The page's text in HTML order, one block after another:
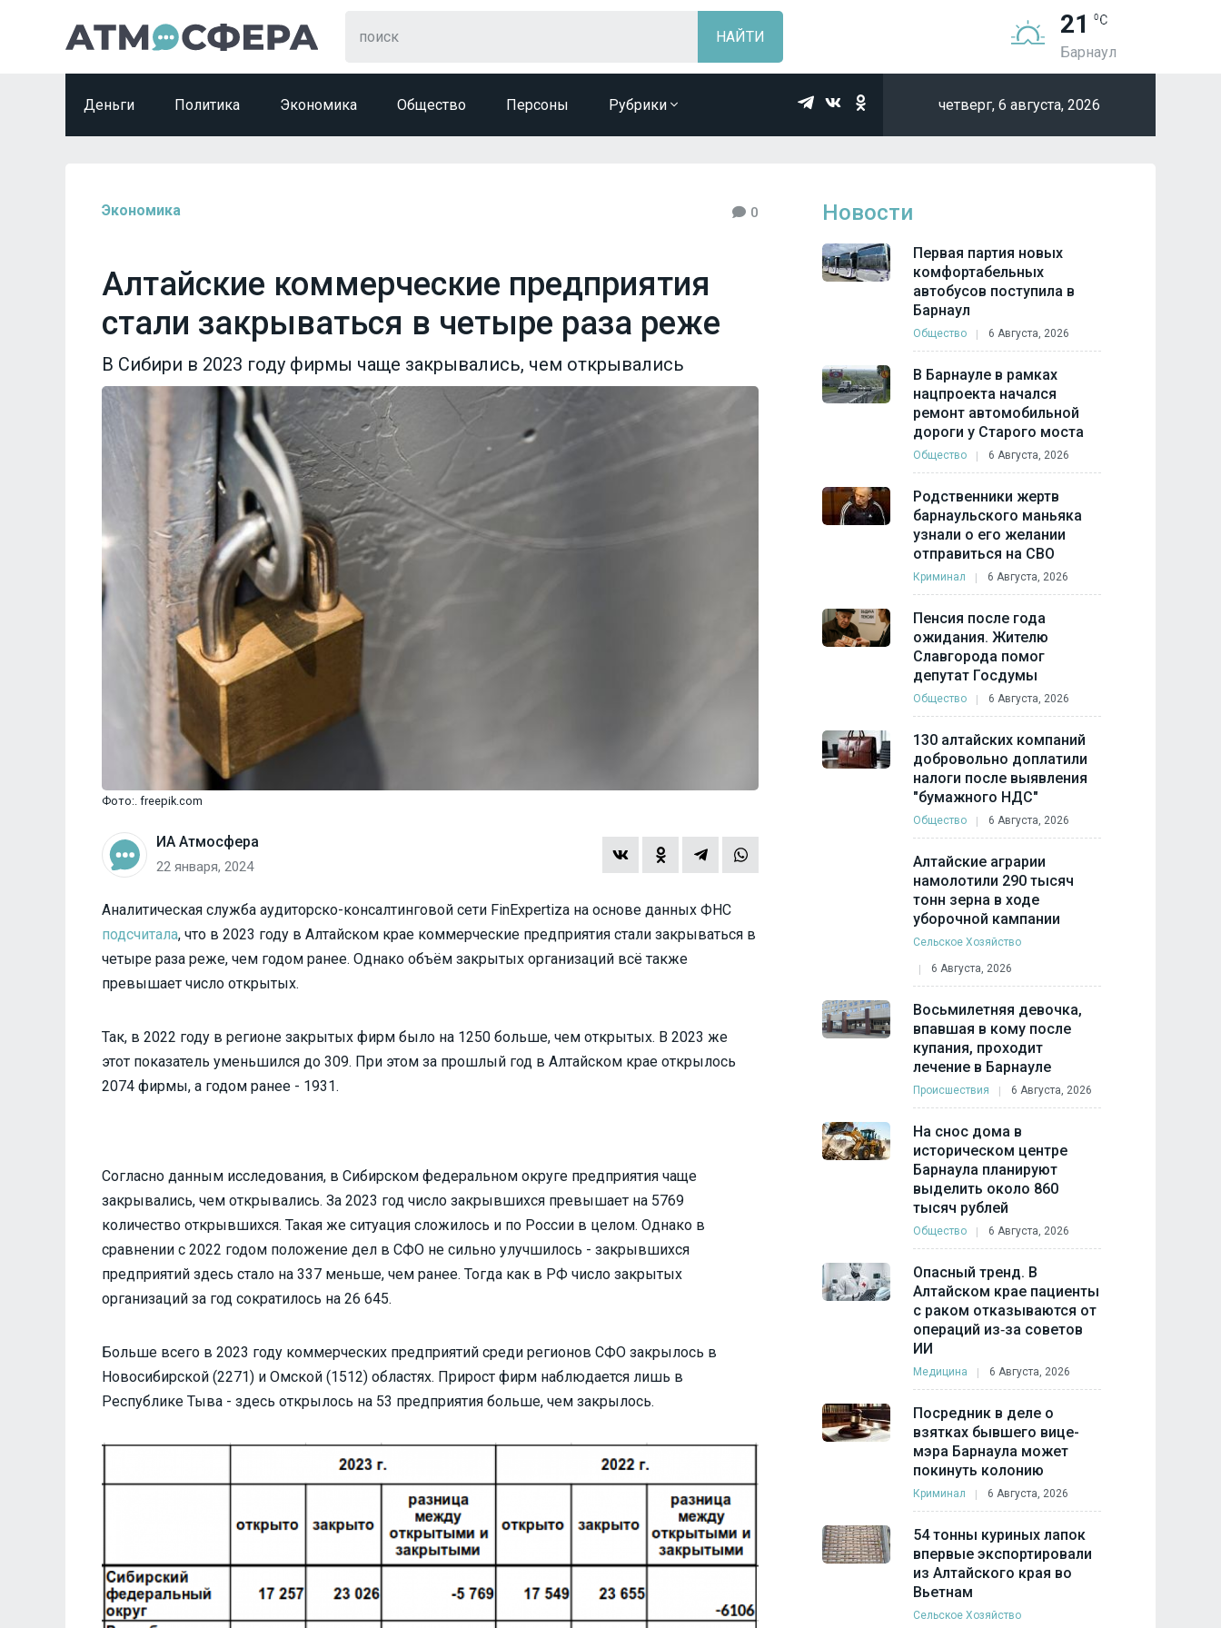
21
Барнаул
Деньги Политика Экономика Общество Персоны Рубрики четверг, 6 августа, 2026
Экономика 0
Алтайские коммерческие предприятия
стали закрываться в четыре раза реже
В Сибири в 2023 году фирмы чаще закрывались, чем открывались
Фото:. freepik.com
ИА Атмосфера
22 января, 2024
Аналитическая служба аудиторско-консалтинговой сети FinExpertiza на основе данных ФНС
подсчитала, что в 2023 году в Алтайском крае коммерческие предприятия стали закрываться в
четыре раза реже, чем годом ранее. Однако объём закрытых организаций всё также
превышает число открытых.
Так, в 2022 году в регионе закрытых фирм было на 1250 больше, чем открытых. В 2023 же
этот показатель уменьшился до 309. При этом за прошлый год в Алтайском крае открылось
2074 фирмы, а годом ранее - 1931.
Согласно данным исследования, в Сибирском федеральном округе предприятия чаще
закрывались, чем открывались. За 2023 год число закрывшихся превышает на 5769
количество открывшихся. Такая же ситуация сложилось и по России в целом. Однако в
сравнении с 2022 годом положение дел в СФО не сильно улучшилось - закрывшихся
предприятий здесь стало на 337 меньше, чем ранее. Тогда как в РФ число закрытых
организаций за год сократилось на 26 645.
Больше всего в 2023 году коммерческих предприятий среди регионов СФО закрылось в
Новосибирской (2271) и Омской (1512) областях. Прирост фирм наблюдается лишь в
Республике Тыва - здесь открылось на 53 предприятия больше, чем закрылось.
Новости
Первая партия новых
комфортабельных
автобусов поступила в
Барнаул
Общество 6 Августа, 2026
В Барнауле в рамках
нацпроекта начался
ремонт автомобильной
дороги у Старого моста
Общество 6 Августа, 2026
Родственники жертв
барнаульского маньяка
узнали о его желании
отправиться на СВО
Криминал 6 Августа, 2026
Пенсия после года
ожидания. Жителю
Славгорода помог
депутат Госдумы
Общество 6 Августа, 2026
130 алтайских компаний
добровольно доплатили
налоги после выявления
"бумажного НДС"
Общество 6 Августа, 2026
Алтайские аграрии
намолотили 290 тысяч
тонн зерна в ходе
уборочной кампании
Сельское Хозяйство
6 Августа, 2026
Восьмилетняя девочка,
впавшая в кому после
купания, проходит
лечение в Барнауле
Происшествия 6 Августа, 2026
На снос дома в
историческом центре
Барнаула планируют
выделить около 860
тысяч рублей
Общество 6 Августа, 2026
Опасный тренд. В
Алтайском крае пациенты
с раком отказываются от
операций из‑за советов
ИИ
Медицина 6 Августа, 2026
Посредник в деле о
взятках бывшего вице-
мэра Барнаула может
покинуть колонию
Криминал 6 Августа, 2026
54 тонны куриных лапок
впервые экспортировали
из Алтайского края во
Вьетнам
Сельское Хозяйство